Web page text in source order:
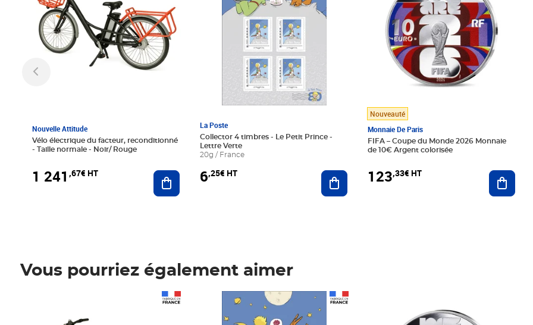
Nouvelle Attitude
Vélo électrique du facteur, reconditionné
- Taille normale - Noir/ Rouge
1 241 ,67€ HT Ajouter au panier
La Poste
Collector 4 timbres - Le Petit Prince -
Lettre Verte
20g / France
6,25€ HT Ajouter au panier
Nouveauté
Monnaie De Paris
FIFA – Coupe du Monde 2026 Monnaie
de 10€ Argent colorisée
123,33€ HT
Vous pourriez également aimer
Prix 6,25€ HT